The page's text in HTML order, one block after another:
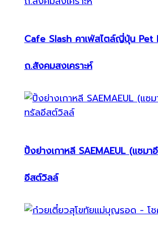
Cafe Slash คาเฟ่สไตล์ญี่ปุ่น Pet
ถ.สังคมสงเคราะห์
ปิ้งย่างเกาหลี SAEMAEUL (แซมา
อีสต์วิลล์